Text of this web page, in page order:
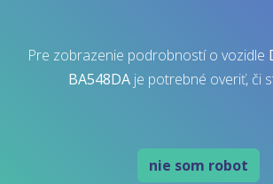
Pre zobrazenie podrobností o vozidle
BA548DAje potrebné overiť, či
nie som robot